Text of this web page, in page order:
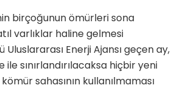
birçoğunun ömürleri sona
varlıklar haline gelmesi
Enerji Ajansı geçen ay,
ile sınırlandırılacaksa hiçbir yeni
sahasının kullanılmaması